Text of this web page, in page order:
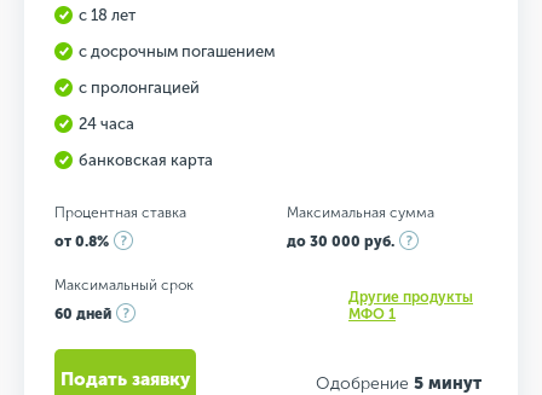
с 18 лет
с досрочным погашением
с пролонгацией
24 часа
банковская карта
Процентная ставка
от 0.8%
Максимальная сумма
до 30 000 руб.
Максимальный срок
60 дней
Другие продукты
МФО 1
Одобрение 5 минут
Подать заявку